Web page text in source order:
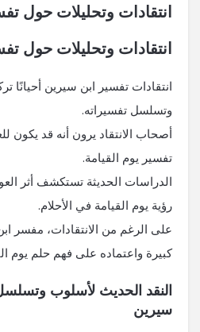
انتقادات وتحليلات حول
انتقادات وتحليلات حول
انتقادات تفسير ابن سيرين أحيانًا
وتسلسل تفسيراته.
أصحاب الانتقاد يرون أنه قد يكون
تفسير يوم القيامة.
الدراسات الحديثة تستكشف أثر
رؤية يوم القيامة في الأحلام.
على الرغم من الانتقادات، مفسر
كبيرة واعتماده على فهم حلم يوم
النقد الحديث لأسلوب
سيرين